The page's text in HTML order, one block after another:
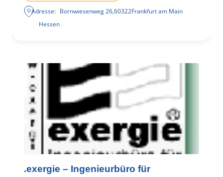
Adresse: Bornwiesenweg 26,60322Frankfurt am Main
Hessen
.exergie – Ingenieurbüro für